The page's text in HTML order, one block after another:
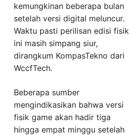
kemungkinan beberapa bulan
setelah versi digital meluncur.
Waktu pasti perilisan edisi fisik
ini masih simpang siur,
dirangkum KompasTekno dari
WccfTech.
Beberapa sumber
mengindikasikan bahwa versi
fisik game akan hadir tiga
hingga empat minggu setelah